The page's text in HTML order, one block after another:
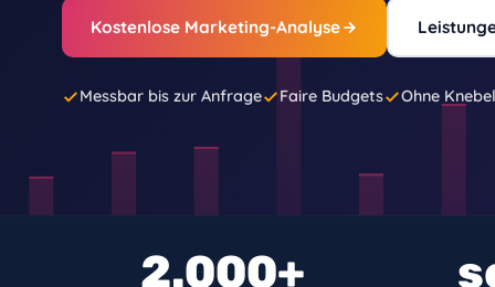
Drohnenaufnahmen
Luftbilder, EU-Lizenz
Kostenlose Marketing-Analyse
Messbar bis zur Anfrage Faire Budgets Ohne
2.000+